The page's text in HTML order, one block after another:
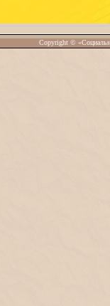
Copyright ©